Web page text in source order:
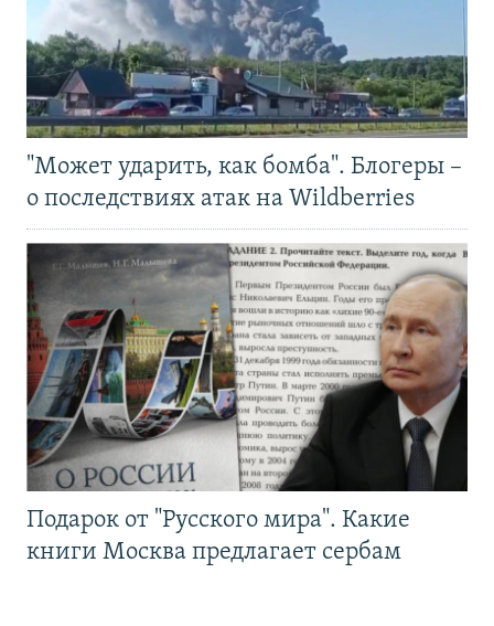
"Может ударить, как бомба". Блогеры –
о последствиях атак на Wildberries
Подарок от "Русского мира". Какие
книги Москва предлагает сербам